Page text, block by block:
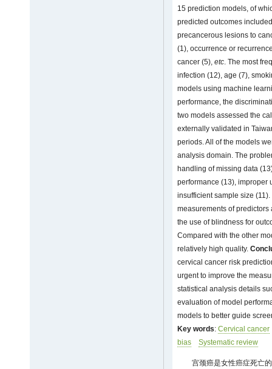
15 prediction models, of
predicted outcomes
precancerous lesions to
(1), occurrence or
cancer (5), etc. The most
infection (12), age (7),
models using machine
performance, the
two models assessed the
externally validated in
periods. All of the models
analysis domain. The
handling of missing data
performance (13), improper
insufficient sample size
measurements of
the use of blindness for
Compared with the other
relatively high quality.
cervical cancer risk
urgent to improve the
statistical analysis details
evaluation of model
models to better guide
Key words: Cervical cancer
bias
Systematic review
宫颈癌是女性癌症死亡